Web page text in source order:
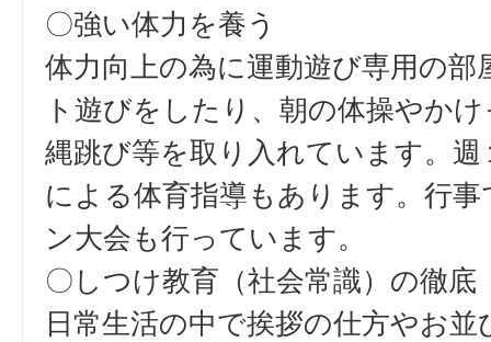
〇強い体力を養う
体力向上の為に運動遊び専用の部
ト遊びをしたり、朝の体操やか
縄跳び等を取り入れています。週
による体育指導もあります。行
ン大会も行っています。
〇しつけ教育（社会常識）の徹底
日常生活の中で挨拶の仕方やお並